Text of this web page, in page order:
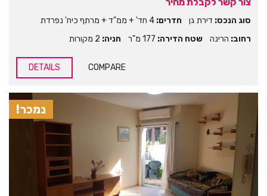
סוג הנכס: דירת גן חדרים: 4 חד' + ממ"ד + מרתף כיח' נפרדת
רחוב: הרינה שטח הדירה: 177 מ"ר חניה: 2 מקורות
COMPARE
DETAILS
נמכר!